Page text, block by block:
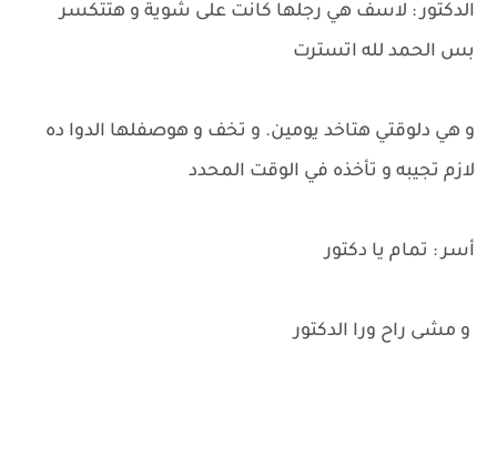
الدكتور : لاسف هي رجلها كانت على شوية و هتتكسر
بس الحمد لله اتسترت
و هي دلوقتي هتاخد يومين. و تخف و هوصفلها الدوا ده
لازم تجيبه و تأخذه في الوقت المحدد
أسر : تمام يا دكتور
و مشى راح ورا الدكتور